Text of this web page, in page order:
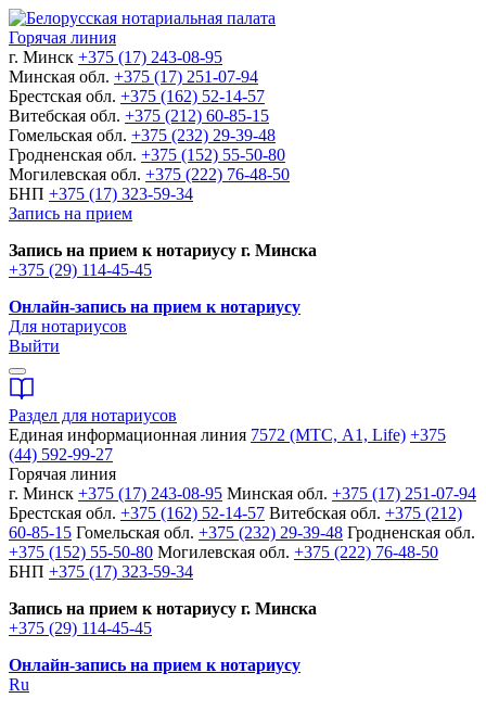
Горячая линия
г. Минск +375 (17) 243-08-95
Минская обл. +375 (17) 251-07-94
Брестская обл. +375 (162) 52-14-57
Витебская обл. +375 (212) 60-85-15
Гомельская обл. +375 (232) 29-39-48
Гродненская обл. +375 (152) 55-50-80
Могилевская обл. +375 (222) 76-48-50
БНП +375 (17) 323-59-34
Запись на прием
Запись на прием к нотариусу г. Минска
+375 (29) 114-45-45
Онлайн-запись на прием к нотариусу
Для нотариусов
Выйти
Раздел для нотариусов
Единая информационная линия 7572 (МТС, A1, Life) +375
(44) 592-99-27
Горячая линия
г. Минск +375 (17) 243-08-95 Минская обл. +375 (17) 251-07-94
Брестская обл. +375 (162) 52-14-57 Витебская обл. +375 (212)
60-85-15 Гомельская обл. +375 (232) 29-39-48 Гродненская обл.
+375 (152) 55-50-80 Могилевская обл. +375 (222) 76-48-50
БНП +375 (17) 323-59-34
Запись на прием к нотариусу г. Минска
+375 (29) 114-45-45
Онлайн-запись на прием к нотариусу
Ru